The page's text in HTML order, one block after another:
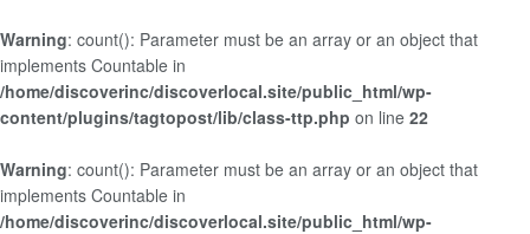
Warning: count(): Parameter must be an array or an object that
implements Countable in
/home/discoverinc/discoverlocal.site/public_html/wp-
content/plugins/tagtopost/lib/class-ttp.php on line 22
Warning: count(): Parameter must be an array or an object that
implements Countable in
/home/discoverinc/discoverlocal.site/public_html/wp-